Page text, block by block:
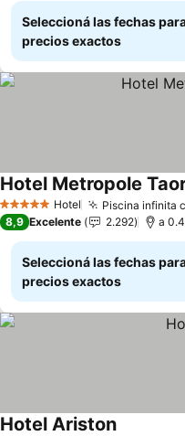
Seleccioná las fechas
precios exactos
5 Estrellas Hotel Piscina infinita
Hotel Metropole
8,9 Excelente 2.292 a
Seleccioná las fechas
precios exactos
Hotel Ariston